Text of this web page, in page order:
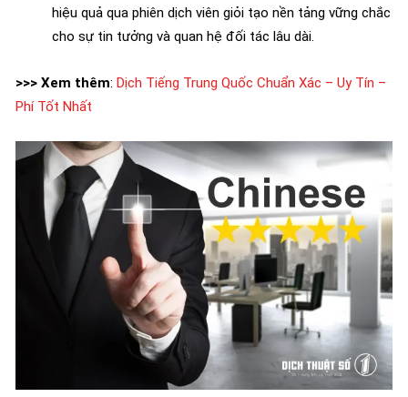
hiệu quả qua phiên dịch viên giỏi tạo nền tảng vững chắc
cho sự tin tưởng và quan hệ đối tác lâu dài.
>>> Xem thêm: Dịch Tiếng Trung Quốc Chuẩn Xác – Uy Tín –
Phí Tốt Nhất